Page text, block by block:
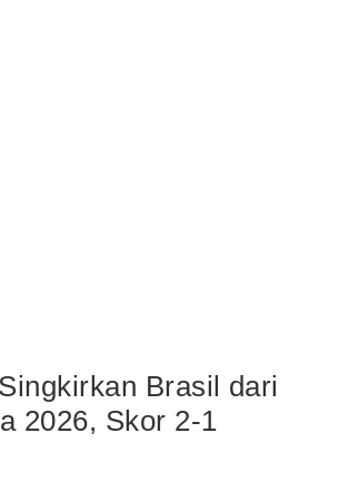
Brasil dari
2026, Skor 2-1